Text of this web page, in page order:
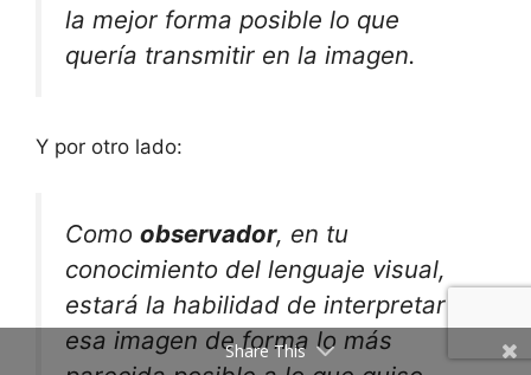
la mejor forma posible lo que
quería transmitir en la imagen.
Y por otro lado:
Como observador, en tu
conocimiento del lenguaje visual,
estará la habilidad de interpretar
esa imagen de forma lo más
Share This